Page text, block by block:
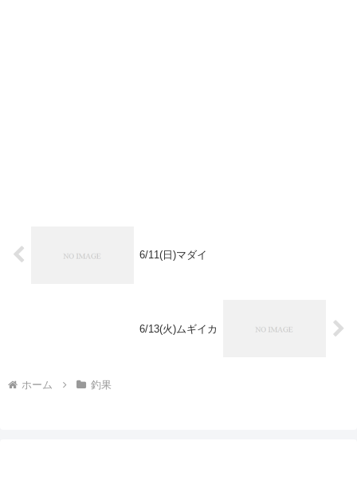
6/11(日)マダイ
6/13(火)ムギイカ
ホーム 釣果